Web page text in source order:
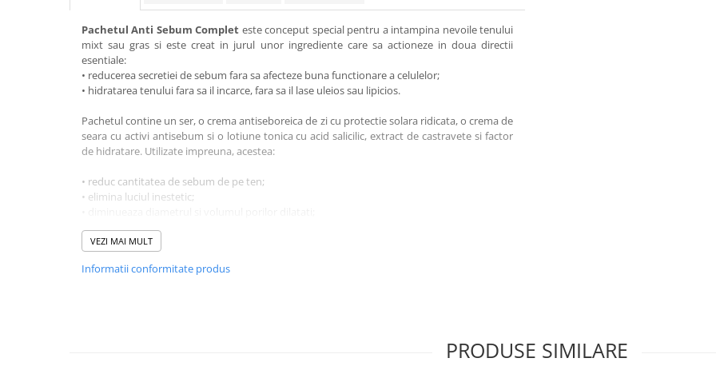
Pachetul Anti Sebum Complet este conceput special pentru a intampina nevoile tenului
mixt sau gras si este creat in jurul unor ingrediente care sa actioneze in doua directii
esentiale:
• reducerea secretiei de sebum fara sa afecteze buna functionare a celulelor;
• hidratarea tenului fara sa il incarce, fara sa il lase uleios sau lipicios.
Pachetul contine un ser, o crema antiseboreica de zi cu protectie solara ridicata, o crema de
seara cu activi antisebum si o lotiune tonica cu acid salicilic, extract de castravete si factor
de hidratare. Utilizate impreuna, acestea:
• reduc cantitatea de sebum de pe ten;
• elimina luciul inestetic;
• elimina aspectul incarcat, obosit al tenului;
• hidrateaza in profunzime;
• mentine sanatoasa bariera de protectie a pielii;
profunzime. Datorita dimensiunilor moleculare reduse ale ingredientelor active, acesta are
VEZI MAI MULT
Informatii conformitate produs
PRODUSE SIMILARE